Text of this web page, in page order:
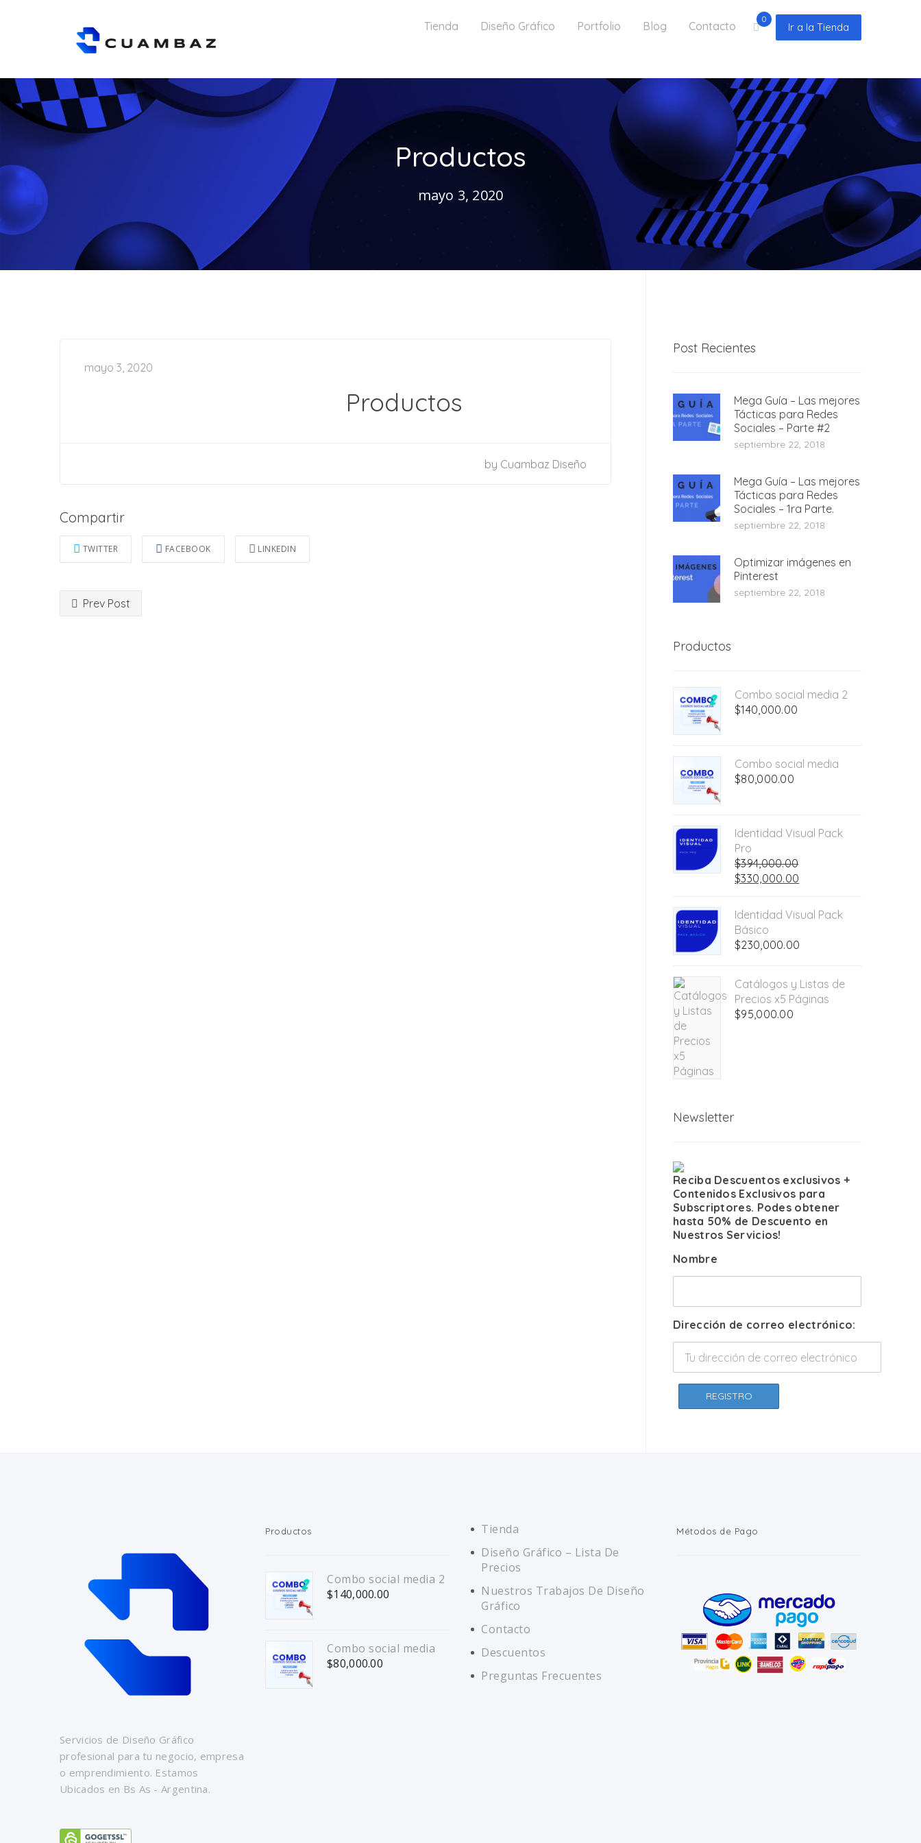
Tienda Diseño Gráfico Portfolio Blog Contacto
0
Ir a la Tienda
Productos
mayo 3, 2020
mayo 3, 2020
Productos
by Cuambaz Diseño
Compartir
TWITTER FACEBOOK LINKEDIN
Prev Post
Post Recientes
Mega Guía – Las mejores
Tácticas para Redes
Sociales – Parte #2
septiembre 22, 2018
Mega Guía – Las mejores
Tácticas para Redes
Sociales – 1ra Parte.
septiembre 22, 2018
Optimizar imágenes en
Pinterest
septiembre 22, 2018
Productos
Combo social media 2
$140,000.00
Combo social media
$80,000.00
Identidad Visual Pack
Pro
$394,000.00
El
original
era:
$394,000.00.
$330,000.00
actual
es:
Identidad Visual Pack
Básico
$230,000.00
Catálogos y Listas de
Precios x5 Páginas
$95,000.00
Newsletter
Reciba Descuentos exclusivos +
Contenidos Exclusivos para
Subscriptores. Podes obtener
hasta 50% de Descuento en
Nuestros Servicios!
Nombre
Dirección de correo electrónico:
Servicios de Diseño Gráfico
profesional para tu negocio, empresa
o emprendimiento. Estamos
Ubicados en Bs As - Argentina.
Productos
Combo social media 2
$140,000.00
Combo social media
$80,000.00
Tienda
Diseño Gráfico – Lista De
Precios
Nuestros Trabajos De Diseño
Gráfico
Contacto
Descuentos
Preguntas Frecuentes
Métodos de Pago